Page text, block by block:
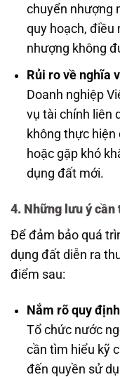
chuyển nhượng
quy hoạch, điều
nhượng không
Rủi ro về nghĩa
Doanh nghiệp
vụ tài chính liên
không thực hiện
hoặc gặp khó
dụng đất mới.
4. Những lưu ý cần
Để đảm bảo quá
dụng đất diễn ra
điểm sau:
Nắm rõ quy
Tổ chức nước
cần tìm hiểu kỹ
đến quyền sử